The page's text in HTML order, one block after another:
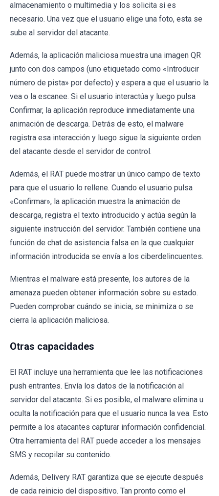
almacenamiento o multimedia y los solicita si es
necesario. Una vez que el usuario elige una foto, esta se
sube al servidor del atacante.
Además, la aplicación maliciosa muestra una imagen QR
junto con dos campos (uno etiquetado como «Introducir
número de pista» por defecto) y espera a que el usuario la
vea o la escanee. Si el usuario interactúa y luego pulsa
Confirmar, la aplicación reproduce inmediatamente una
animación de descarga. Detrás de esto, el malware
registra esa interacción y luego sigue la siguiente orden
del atacante desde el servidor de control.
Además, el RAT puede mostrar un único campo de texto
para que el usuario lo rellene. Cuando el usuario pulsa
«Confirmar», la aplicación muestra la animación de
descarga, registra el texto introducido y actúa según la
siguiente instrucción del servidor. También contiene una
función de chat de asistencia falsa en la que cualquier
información introducida se envía a los ciberdelincuentes.
Mientras el malware está presente, los autores de la
amenaza pueden obtener información sobre su estado.
Pueden comprobar cuándo se inicia, se minimiza o se
cierra la aplicación maliciosa.
Otras capacidades
El RAT incluye una herramienta que lee las notificaciones
push entrantes. Envía los datos de la notificación al
servidor del atacante. Si es posible, el malware elimina u
oculta la notificación para que el usuario nunca la vea. Esto
permite a los atacantes capturar información confidencial.
Otra herramienta del RAT puede acceder a los mensajes
SMS y recopilar su contenido.
Además, Delivery RAT garantiza que se ejecute después
de cada reinicio del dispositivo. Tan pronto como el